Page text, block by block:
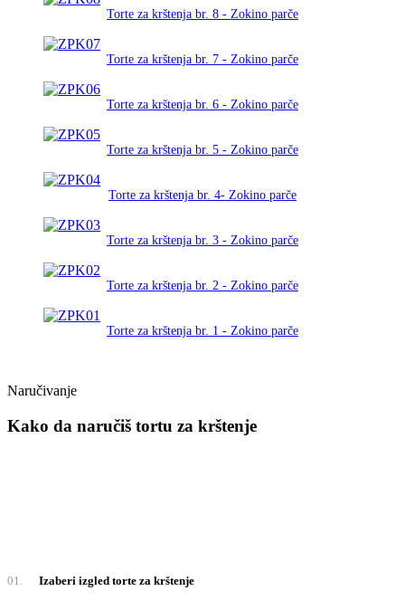
Torte za krštenja br. 8 - Zokino parče
Torte za krštenja br. 7 - Zokino parče
Torte za krštenja br. 6 - Zokino parče
Torte za krštenja br. 5 - Zokino parče
Torte za krštenja br. 4- Zokino parče
Torte za krštenja br. 3 - Zokino parče
Torte za krštenja br. 2 - Zokino parče
Torte za krštenja br. 1 - Zokino parče
Naručivanje
Kako da naručiš tortu za krštenje
01. Izaberi izgled torte za krštenje